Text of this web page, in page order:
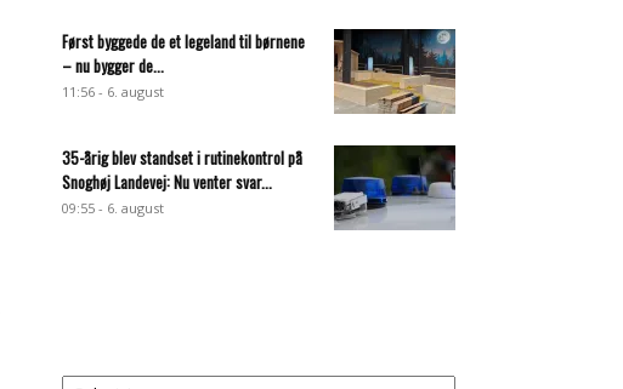
Først byggede de et legeland til børnene
– nu bygger de...
11:56 - 6. august
35-årig blev standset i rutinekontrol på
Snoghøj Landevej: Nu venter svar...
09:55 - 6. august